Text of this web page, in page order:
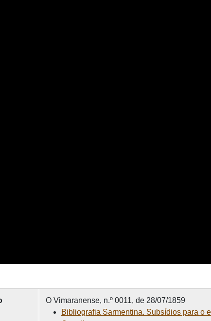
O Vimaranense, n.º 0011, de 28/07/1859
Bibliografia Sarmentina. Subsídios para o